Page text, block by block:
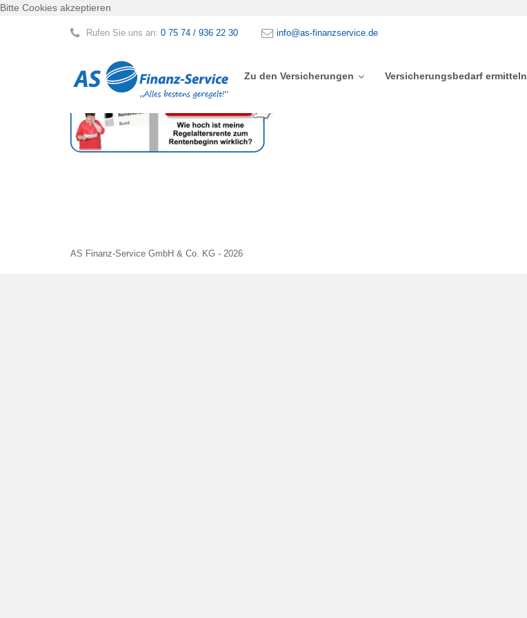
Bitte Cookies akzeptieren
Rufen Sie uns an: 0 75 74 / 936 22 30 info@as-finanzservice.de
Zu den Versicherungen Versicherungsbedarf ermitteln
AS Finanz-Service GmbH & Co. KG - 2026